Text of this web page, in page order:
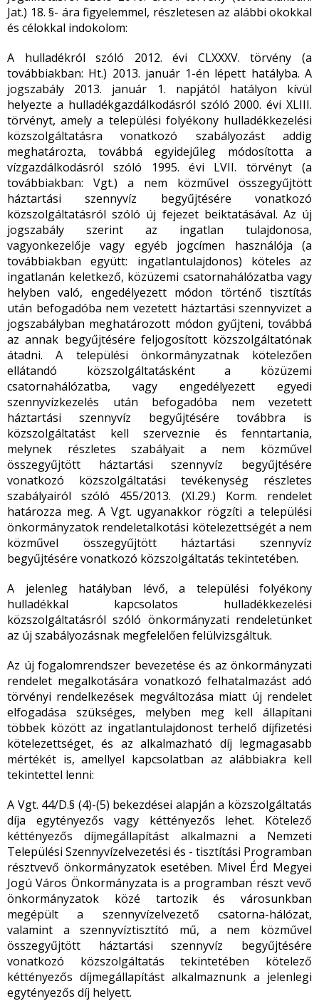
Jat.) 18. §- ára figyelemmel, részletesen az alábbi okokkal
és célokkal indokolom:
A hulladékról szóló 2012. évi CLXXXV. törvény (a
továbbiakban: Ht.) 2013. január 1-én lépett hatályba. A
jogszabály 2013. január 1. napjától hatályon kívül
helyezte a hulladékgazdálkodásról szóló 2000. évi XLIII.
törvényt, amely a települési folyékony hulladékkezelési
közszolgáltatásra vonatkozó szabályozást addig
meghatározta, továbbá egyidejűleg módosította a
vízgazdálkodásról szóló 1995. évi LVII. törvényt (a
továbbiakban: Vgt.) a nem közművel összegyűjtött
háztartási szennyvíz begyűjtésére vonatkozó
közszolgáltatásról szóló új fejezet beiktatásával. Az új
jogszabály szerint az ingatlan tulajdonosa,
vagyonkezelője vagy egyéb jogcímen használója (a
továbbiakban együtt: ingatlantulajdonos) köteles az
ingatlanán keletkező, közüzemi csatornahálózatba vagy
helyben való, engedélyezett módon történő tisztítás
után befogadóba nem vezetett háztartási szennyvizet a
jogszabályban meghatározott módon gyűjteni, továbbá
az annak begyűjtésére feljogosított közszolgáltatónak
átadni. A települési önkormányzatnak kötelezően
ellátandó közszolgáltatásként a közüzemi
csatornahálózatba, vagy engedélyezett egyedi
szennyvízkezelés után befogadóba nem vezetett
háztartási szennyvíz begyűjtésére továbbra is
közszolgáltatást kell szerveznie és fenntartania,
melynek részletes szabályait a nem közművel
összegyűjtött háztartási szennyvíz begyűjtésére
vonatkozó közszolgáltatási tevékenység részletes
szabályairól szóló 455/2013. (XI.29.) Korm. rendelet
határozza meg. A Vgt. ugyanakkor rögzíti a települési
önkormányzatok rendeletalkotási kötelezettségét a nem
közművel összegyűjtött háztartási szennyvíz
begyűjtésére vonatkozó közszolgáltatás tekintetében.
A jelenleg hatályban lévő, a települési folyékony
hulladékkal kapcsolatos hulladékkezelési
közszolgáltatásról szóló önkormányzati rendeletünket
az új szabályozásnak megfelelően felülvizsgáltuk.
Az új fogalomrendszer bevezetése és az önkormányzati
rendelet megalkotására vonatkozó felhatalmazást adó
törvényi rendelkezések megváltozása miatt új rendelet
elfogadása szükséges, melyben meg kell állapítani
többek között az ingatlantulajdonost terhelő díjfizetési
kötelezettséget, és az alkalmazható díj legmagasabb
mértékét is, amellyel kapcsolatban az alábbiakra kell
tekintettel lenni:
A Vgt. 44/D.§ (4)-(5) bekezdései alapján a közszolgáltatás
díja egytényezős vagy kéttényezős lehet. Kötelező
kéttényezős díjmegállapítást alkalmazni a Nemzeti
Települési Szennyvízelvezetési és - tisztítási Programban
résztvevő önkormányzatok esetében. Mivel Érd Megyei
Jogú Város Önkormányzata is a programban részt vevő
önkormányzatok közé tartozik és városunkban
megépült a szennyvízelvezető csatorna-hálózat,
valamint a szennyvíztisztító mű, a nem közművel
összegyűjtött háztartási szennyvíz begyűjtésére
vonatkozó közszolgáltatás tekintetében kötelező
kéttényezős díjmegállapítást alkalmaznunk a jelenlegi
egytényezős díj helyett.